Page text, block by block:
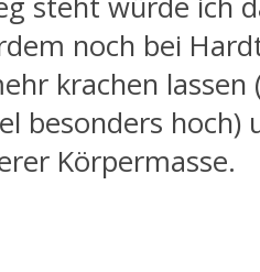
noch bei
krachen lassen
besonders hoch)
Körpermasse.